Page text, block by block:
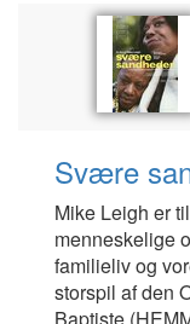
Svære
Mike Leigh er
menneskelige
familieliv og
storspil af den